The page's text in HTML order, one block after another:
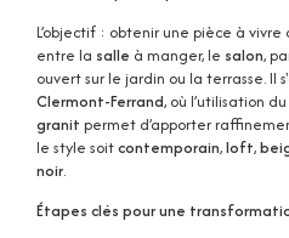
L’objectif : obtenir une pièce à
entre la salle à manger, le salon,
ouvert sur le jardin ou la terrasse. Il
Clermont-Ferrand, où l’utilisation du
granit permet d’apporter
le style soitcontemporain,loft,
noir.
Étapes clés pour une